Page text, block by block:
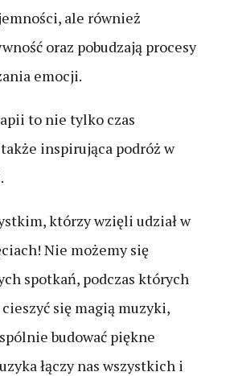
ale również
oraz pobudzają procesy
emocji.
to nie tylko czas
inspirująca podróż w
którzy wzięli udział w
Nie możemy się
spotkań, podczas których
się magią muzyki,
budować piękne
łączy nas wszystkich i